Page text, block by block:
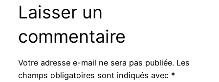
Laisser un
commentaire
Votre adresse e-mail ne sera pas publiée. Les
champs obligatoires sont indiqués avec *